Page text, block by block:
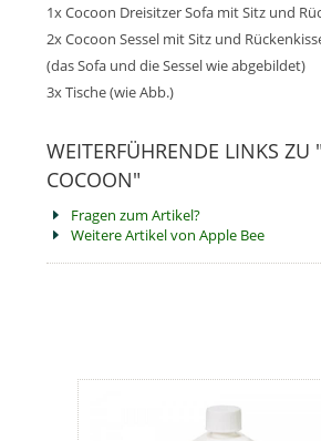
1x Cocoon Dreisitzer Sofa mit Sitz und
2x Cocoon Sessel mit Sitz und
(das Sofa und die Sessel wie abgebildet)
3x Tische (wie Abb.)
WEITERFÜHRENDE LINKS ZU
COCOON"
Fragen zum Artikel?
Weitere Artikel von Apple Bee